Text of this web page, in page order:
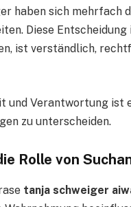
haben sich mehrfach
Diese
ist verständlich,
und Verantwortung
zu unterscheiden.
Rolle von
tanja schweiger